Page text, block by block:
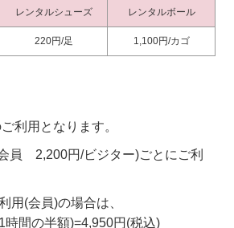
レンタルシューズ レンタルボール
220円/足 1,100円/カゴ
利用となります。
員 2,200円/ビジター)ごとにご利
用(会員)の場合は、
時間の半額)=4,950円(税込)